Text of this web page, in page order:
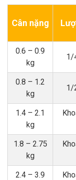
Cân nặng
0.6 – 0.9
kg
1/
0.8 – 1.2
kg
1/
1.4 – 2.1
kg
1.8 – 2.75
kg
2.4 – 3.9